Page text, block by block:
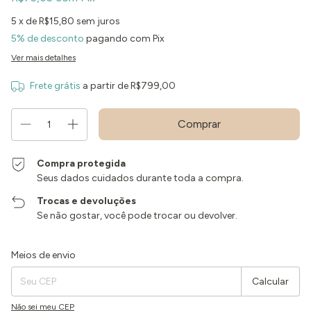
5 x deR$15,80 sem juros
5% de desconto pagando com Pix
Ver mais detalhes
Frete grátis a partir deR$799,00
Compra protegida
Seus dados cuidados durante toda a compra.
Trocas e devoluções
Se não gostar, você pode trocar ou devolver.
Entregas para o CEP:
Meios de envio
Calcular
Não sei meu CEP